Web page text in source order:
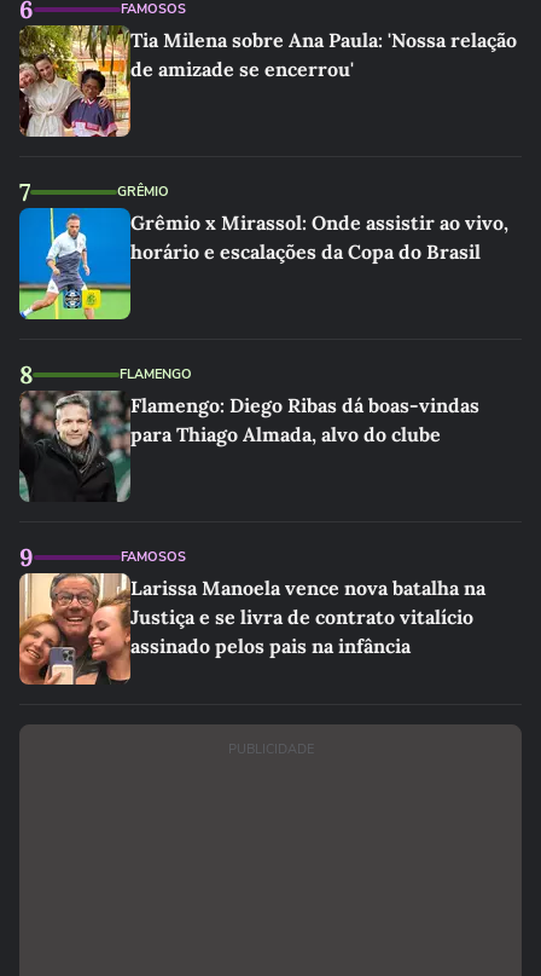
6 FAMOSOS
Tia Milena sobre Ana Paula: 'Nossa relação
de amizade se encerrou'
7 GRÊMIO
Grêmio x Mirassol: Onde assistir ao vivo,
horário e escalações da Copa do Brasil
8 FLAMENGO
Flamengo: Diego Ribas dá boas-vindas
para Thiago Almada, alvo do clube
9 FAMOSOS
Larissa Manoela vence nova batalha na
Justiça e se livra de contrato vitalício
assinado pelos pais na infância
PUBLICIDADE